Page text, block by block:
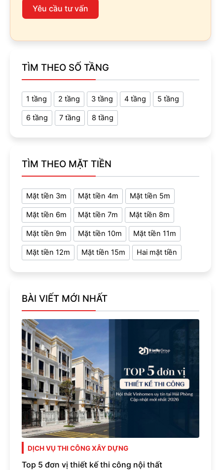
Yêu cầu tư vấn
TÌM THEO SỐ TẦNG
1 tầng 2 tầng 3 tầng 4 tầng 5 tầng
6 tầng 7 tầng 8 tầng
TÌM THEO MẶT TIỀN
Mặt tiền 3m Mặt tiền 4m Mặt tiền 5m
Mặt tiền 6m Mặt tiền 7m Mặt tiền 8m
Mặt tiền 9m Mặt tiền 10m Mặt tiền 11m
Mặt tiền 12m Mặt tiền 15m Hai mặt tiền
BÀI VIẾT MỚI NHẤT
DỊCH VỤ THI CÔNG XÂY DỰNG
Top 5 đơn vị thiết kế thi công nội thất